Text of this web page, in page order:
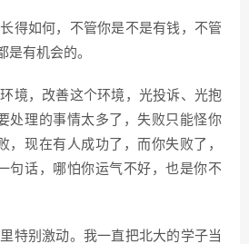
得如何，不管你是不是有钱，不管
是有机会的。
境，改善这个环境，光投诉、光抱
处理的事情太多了，失败只能怪你
，现在有人成功了，而你失败了，
句话，哪怕你运气不好，也是你不
特别激动。我一直把北大的学子当